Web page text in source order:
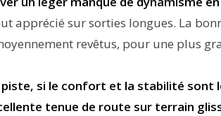
apprécié sur sorties longues. La
revêtus, pour une plus
piste, si le confort et la stabilité sont
tenue de route sur terrain